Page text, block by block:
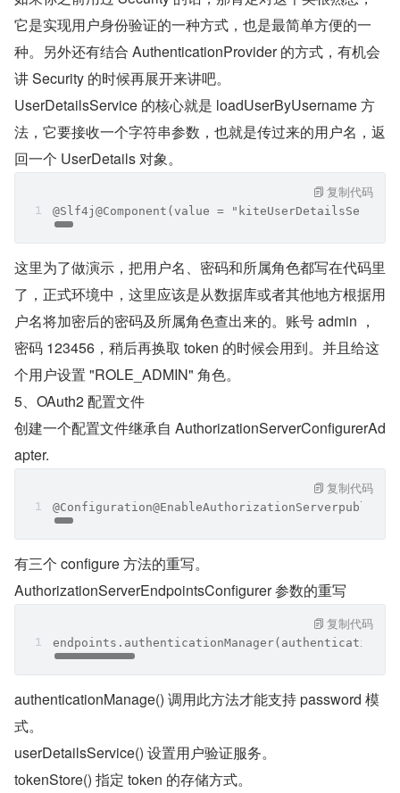
它是实现用户身份验证的一种方式，也是最简单方便的一
种。另外还有结合 AuthenticationProvider 的方式，有机会
讲 Security 的时候再展开来讲吧。
UserDetailsService 的核心就是 loadUserByUsername 方
法，它要接收一个字符串参数，也就是传过来的用户名，返
回一个 UserDetails 对象。
@Slf4j@Component(value =
复制代码
这里为了做演示，把用户名、密码和所属角色都写在代码里
了，正式环境中，这里应该是从数据库或者其他地方根据用
户名将加密后的密码及所属角色查出来的。账号 admin ，
密码 123456，稍后再换取 token 的时候会用到。并且给这
个用户设置 "ROLE_ADMIN" 角色。
5、OAuth2 配置文件
创建一个配置文件继承自 AuthorizationServerConfigurerAd
apter.
复制代码
有三个 configure 方法的重写。
AuthorizationServerEndpointsConfigurer 参数的重写
复制代码
authenticationManage() 调用此方法才能支持 password 模
式。
userDetailsService() 设置用户验证服务。
tokenStore() 指定 token 的存储方式。